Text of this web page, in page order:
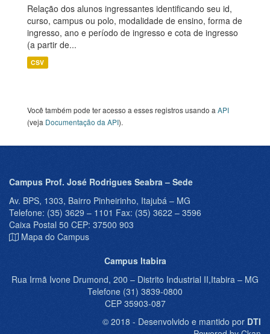
Relação dos alunos ingressantes identificando seu id,
curso, campus ou polo, modalidade de ensino, forma de
ingresso, ano e período de ingresso e cota de ingresso
(a partir de...
CSV
Você também pode ter acesso a esses registros usando a API
(veja Documentação da API).
Campus Prof. José Rodrigues Seabra – Sede
Av. BPS, 1303, Bairro Pinheirinho, Itajubá – MG
Telefone: (35) 3629 – 1101 Fax: (35) 3622 – 3596
Caixa Postal 50 CEP: 37500 903
Mapa do Campus
Campus Itabira
Rua Irmã Ivone Drumond, 200 – Distrito Industrial II,Itabira – MG
Telefone (31) 3839-0800
CEP 35903-087
© 2018 - Desenvolvido e mantido por DTI